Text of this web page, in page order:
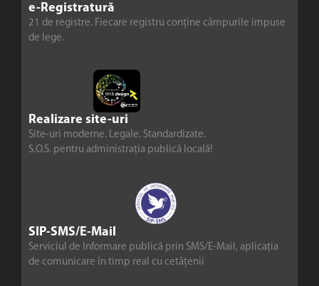
e-Registratură
21 de registre. Fiecare registru conține câmpurile impuse
de lege.
Realizare site-uri
Site-uri moderne. Legale. Standardizate.
S.O.S. pentru administrația publică locală!
SIP-SMS/E-Mail
Serviciul de Informare publică prin SMS/E-Mail, aplicația
de comunicare în timp real cu cetățenii